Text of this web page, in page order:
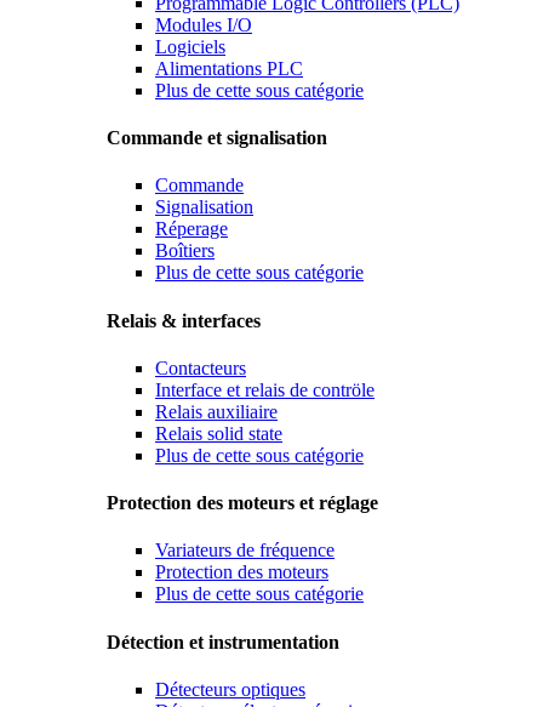
Modules I/O
Logiciels
Alimentations PLC
Plus de cette sous catégorie
Commande et signalisation
Commande
Signalisation
Réperage
Boîtiers
Plus de cette sous catégorie
Relais & interfaces
Contacteurs
Interface et relais de contröle
Relais auxiliaire
Relais solid state
Plus de cette sous catégorie
Protection des moteurs et réglage
Variateurs de fréquence
Protection des moteurs
Plus de cette sous catégorie
Détection et instrumentation
Détecteurs optiques